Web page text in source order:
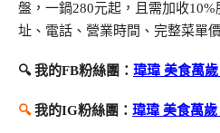
盤，一鍋280元起，且需加收
址、電話、營業時間、完整菜單
🔍 我的FB粉絲團： 瑋瑋 美食萬
🔍我的IG粉絲團： 瑋瑋 美食萬